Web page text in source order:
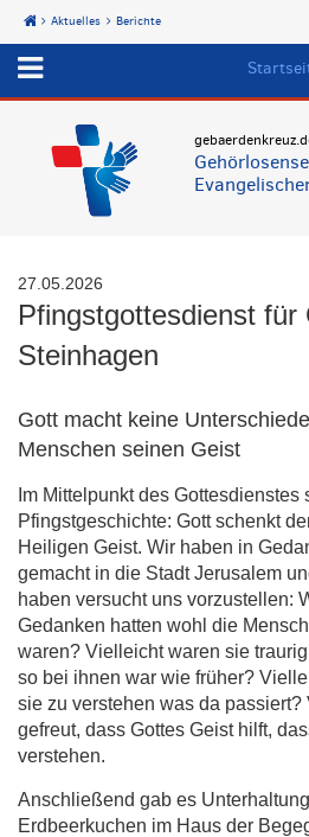
Start
Aktuelles Berichte
27.05.2026
Pfingstgottesdienst für
Steinhagen
Gott macht keine
Menschen seinen Geist
Im Mittelpunkt des
Pfingstgeschichte: Gott schenkt
Heiligen Geist. Wir haben in
gemacht in die Stadt Jerusalem
haben versucht uns vorzustellen:
Gedanken hatten wohl die
waren? Vielleicht waren sie
so bei ihnen war wie früher?
sie zu verstehen was da
gefreut, dass Gottes Geist hilft,
verstehen.
Anschließend gab es
Erdbeerkuchen im Haus der